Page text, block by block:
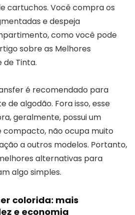
cartuchos. Você compra os
e despeja
como você pode
sobre as Melhores
de Tinta.
é recomendado para
de algodão. Fora isso, esse
geralmente, possui um
compacto, não ocupa muito
a outros modelos. Portanto,
alternativas para
algo simples.
colorida: mais
e economia